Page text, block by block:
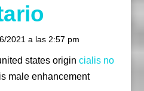
2021 a las 2:57 pm
states origin cialis no
male enhancement